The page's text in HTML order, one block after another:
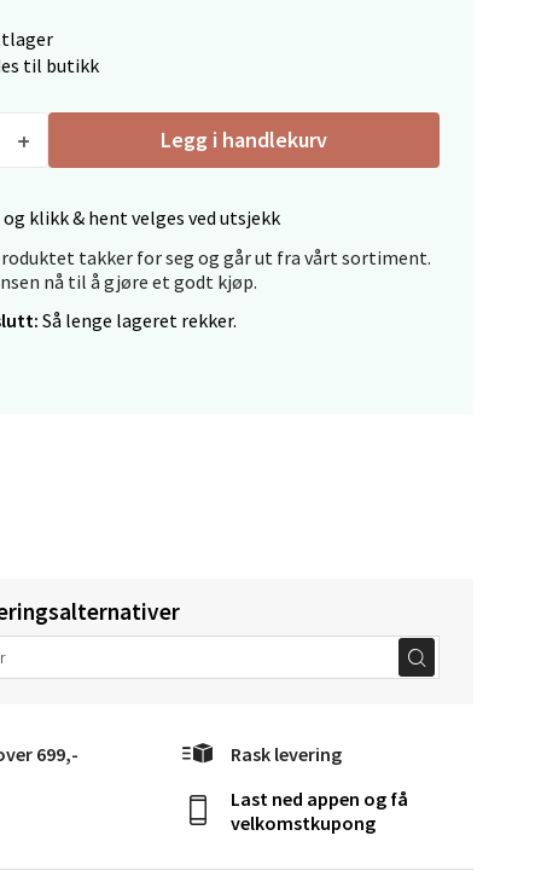
til butikk
Legg i handlekurv
klikk & hent velges ved utsjekk
takker for seg og går ut fra vårt sortiment.
nå til å gjøre et godt kjøp.
Så lenge lageret rekker.
699,- Rask levering
Last ned appen og få
velkomstkupong